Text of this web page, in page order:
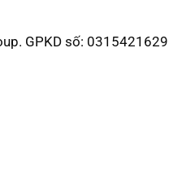
GPKD số: 0315421629